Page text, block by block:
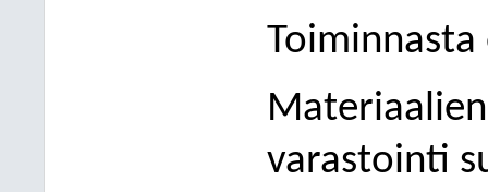
Toiminnasta
varastointi